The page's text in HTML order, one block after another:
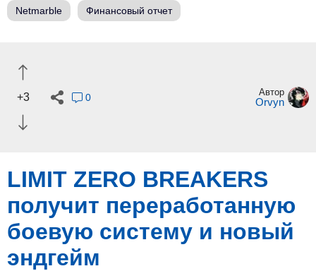
Netmarble Финансовый отчет
+3 0 Автор
Orvyn
LIMIT ZERO BREAKERS
получит переработанную
боевую систему и новый
эндгейм